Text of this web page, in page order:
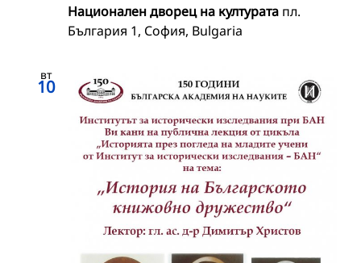
Национален дворец на културата пл.
България 1, София, Bulgaria
вт
10